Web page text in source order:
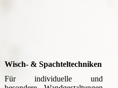
Wisch- & Spachteltechniken
Für individuelle und